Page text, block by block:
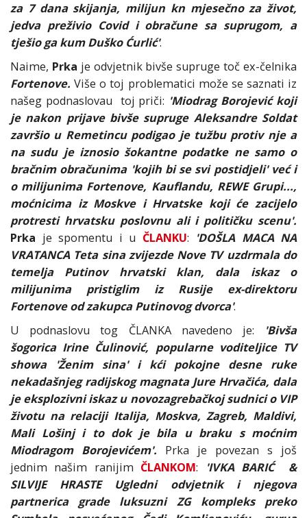
za 7 dana skijanja, milijun kn mjesečno za život,
jedva preživio Covid i obračune sa suprugom, a
tješio ga kum Duško Ćurlić'.
Naime, Prka je odvjetnik bivše supruge toč ex-čelnika
Fortenove. Više o toj problematici može se saznati iz
našeg podnaslovau toj priči: 'Miodrag Borojević koji
je nakon prijave bivše supruge Aleksandre Soldat
završio u Remetincu podigao je tužbu protiv nje a
na sudu je iznosio šokantne podatke ne samo o
bračnim obračunima 'kojih bi se svi postidjeli' već i
o milijunima Fortenove, Kauflandu, REWE Grupi...,
moćnicima iz Moskve i Hrvatske koji će zacijelo
protresti hrvatsku poslovnu ali i političku scenu'.
Prka je spomentu i u ČLANKU: 'DOŠLA MACA NA
VRATANCA Teta sina zvijezde Nove TV uzdrmala do
temelja Putinov hrvatski klan, dala iskaz o
milijunima pristiglim iz Rusije ex-direktoru
Fortenove od zakupca Putinovog dvorca'.
U podnaslovu tog ČLANKA navedeno je:
'Bivša
šogorica Irine Čulinović, popularne voditeljice TV
showa 'Ženim sina' i kći pokojne desne ruke
nekadašnjeg radijskog magnata Jure Hrvačića, dala
je eksplozivni iskaz u novozagrebačkoj sudnici o VIP
životu na relaciji Italija, Moskva, Zagreb, Maldivi,
Mali Lošinj i to dok je bila u braku s moćnim
Miodragom Borojevićem'. Prka je povezan s još
jednim našim ranijim ČLANKOM:
'IVKA BARIĆ &
SILVIJE HRASTE Ugledni odvjetnik i njegova
partnerica grade luksuzni ZG kompleks preko